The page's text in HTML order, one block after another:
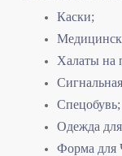
Каски;
Халаты на
Спецобувь;
Одежда
Форма